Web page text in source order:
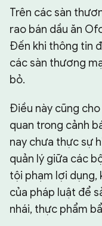
Trên các sàn
rao bán dầu ăn
Đến khi thông tin
các sàn thương
bỏ.
Điều này cũng
quan trong cảnh
nay chưa thực sự
quản lý giữa các
tội phạm lợi dụng,
của pháp luật để
nhái, thực phẩm